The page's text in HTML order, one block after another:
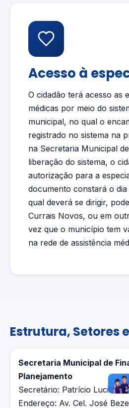
Acesso à
O cidadão terá acesso as
médicas por meio do
municipal, no qual o
registrado no sistema na
na Secretaria Municipal
liberação do sistema, o
autorização para a
documento constará o
qual deverá se dirigir,
Currais Novos, ou em
vez que o município tem
na rede de assistência
Estrutura, Setores
Secretaria Municipal de
Planejamento
Secretário: Patrício Luciano
Endereço: Av. Cel. José